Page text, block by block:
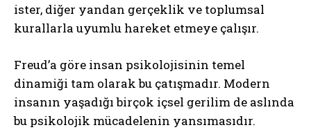
ister, diğer yandan gerçeklik ve toplumsal
kurallarla uyumlu hareket etmeye çalışır.
Freud’a göre insan psikolojisinin temel
dinamiği tam olarak bu çatışmadır. Modern
insanın yaşadığı birçok içsel gerilim de aslında
bu psikolojik mücadelenin yansımasıdır.